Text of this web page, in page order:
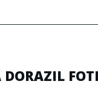
DORAZIL